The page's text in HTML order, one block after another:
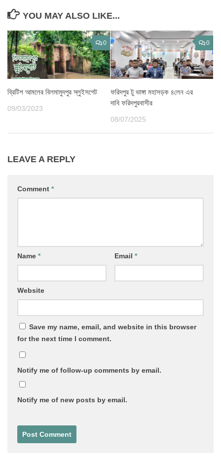
YOU MAY ALSO LIKE...
0
ব্রিটিশ আমলের বিলমামুদপুর স্লুইসগেট
09/03/2023
0
ফরিদপুর টু ভাঙ্গা মহাসড়ক ৪লেন এর
দাবি ফরিদপুরবাসীর
08/07/2025
LEAVE A REPLY
Comment *
Name * Email *
Website
Save my name, email, and website in this browser
for the next time I comment.
Notify me of follow-up comments by email.
Notify me of new posts by email.